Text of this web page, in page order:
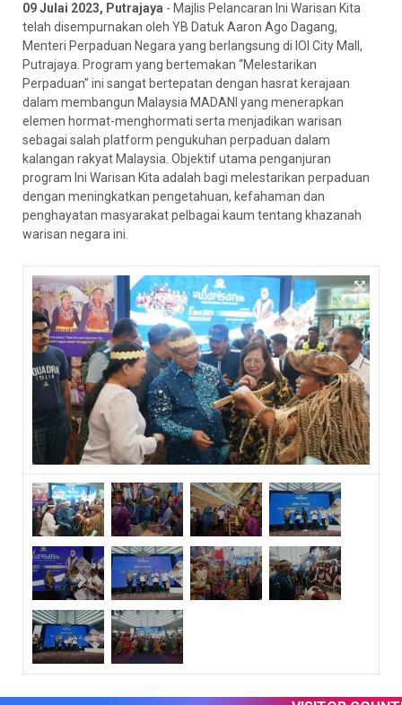
09 Julai 2023, Putrajaya - Majlis Pelancaran Ini Warisan Kita
telah disempurnakan oleh YB Datuk Aaron Ago Dagang,
Menteri Perpaduan Negara yang berlangsung di IOI City Mall,
Putrajaya. Program yang bertemakan “Melestarikan
Perpaduan” ini sangat bertepatan dengan hasrat kerajaan
dalam membangun Malaysia MADANI yang menerapkan
elemen hormat-menghormati serta menjadikan warisan
sebagai salah platform pengukuhan perpaduan dalam
kalangan rakyat Malaysia. Objektif utama penganjuran
program Ini Warisan Kita adalah bagi melestarikan perpaduan
dengan meningkatkan pengetahuan, kefahaman dan
penghayatan masyarakat pelbagai kaum tentang khazanah
warisan negara ini.